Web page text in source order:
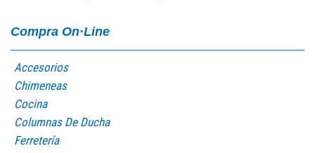
Compra On·Line
Accesorios
Chimeneas
Cocina
Columnas De Ducha
Ferretería